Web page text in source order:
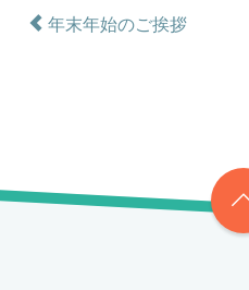
年末年始のご挨拶